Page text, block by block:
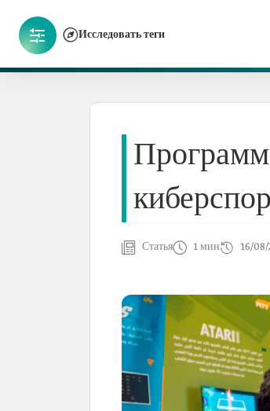
Исследовать теги
Статья 1 мин 16/08/